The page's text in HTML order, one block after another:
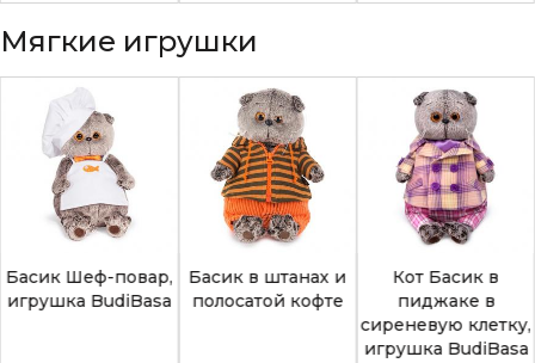
Мягкие игрушки
Басик Шеф-повар,
игрушка BudiBasa
Басик в штанах и
полосатой кофте
Кот Басик в
пиджаке в
сиреневую клетку,
игрушка BudiBasa